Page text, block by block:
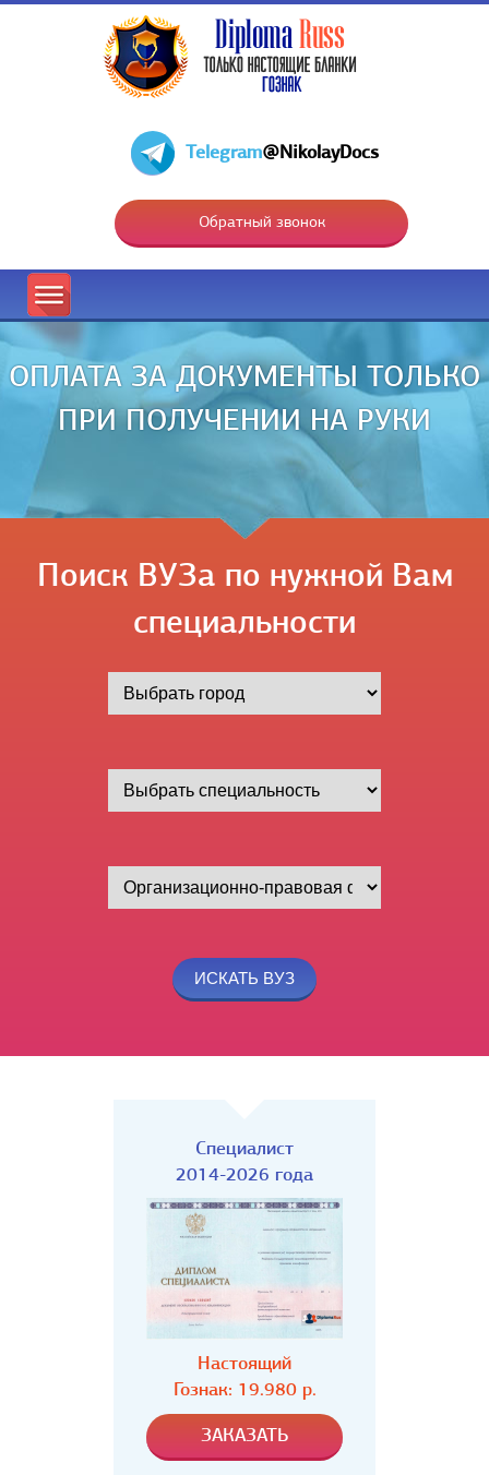
Telegram@NikolayDocs
Обратный звонок
ОПЛАТА ЗА ДОКУМЕНТЫ ТОЛЬКО
ПРИ ПОЛУЧЕНИИ НА РУКИ
Поиск ВУЗа по нужной Вам
специальности
Специалист
2014-2026 года
Настоящий
Гознак: 19.980 р.